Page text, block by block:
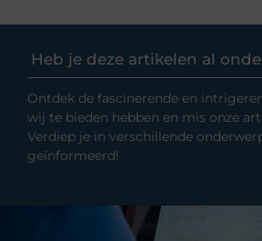
Heb je deze artikelen al
Ontdek de fascinerende en
wij te bieden hebben en mis onze
Verdiep je in verschillende
geïnformeerd!